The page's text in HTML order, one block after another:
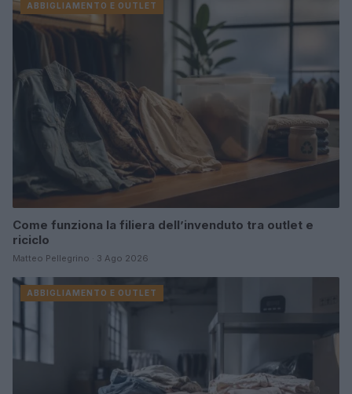
ABBIGLIAMENTO E OUTLET
Come funziona la filiera dell’invenduto tra outlet e
riciclo
Matteo Pellegrino · 3 Ago 2026
ABBIGLIAMENTO E OUTLET